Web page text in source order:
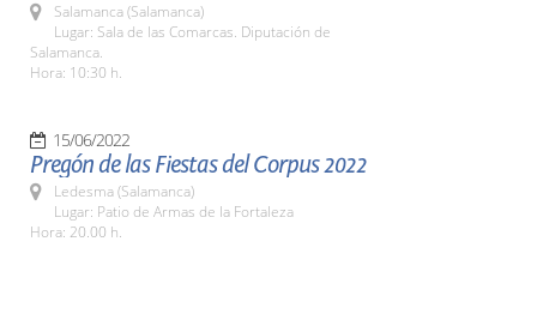
Salamanca (Salamanca)
Lugar: Sala de las Comarcas. Diputación de
Salamanca.
Hora: 10:30 h.
15/06/2022
Pregón de las Fiestas del Corpus 2022
Ledesma (Salamanca)
Lugar: Patio de Armas de la Fortaleza
Hora: 20.00 h.